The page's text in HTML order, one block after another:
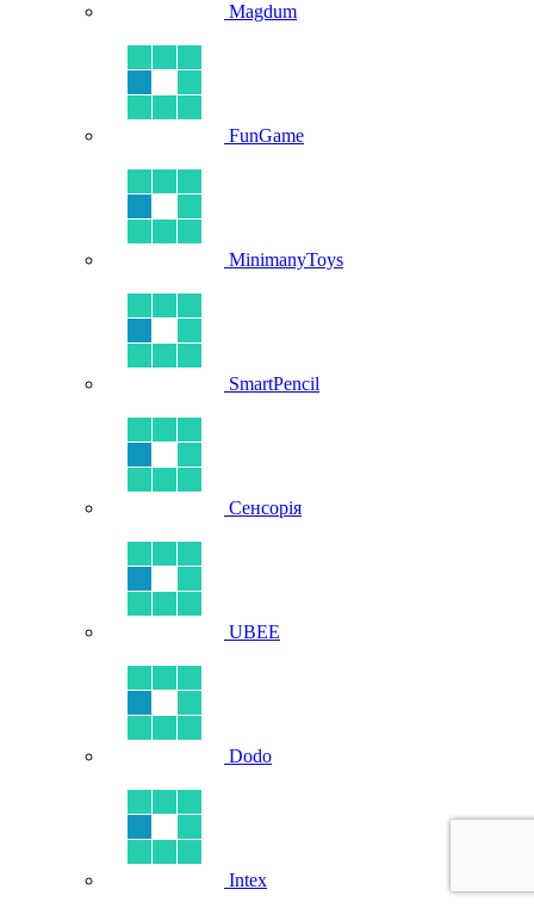
Magdum
FunGame
MinimanyToys
SmartPencil
Сенсорія
UBEE
Dodo
Intex